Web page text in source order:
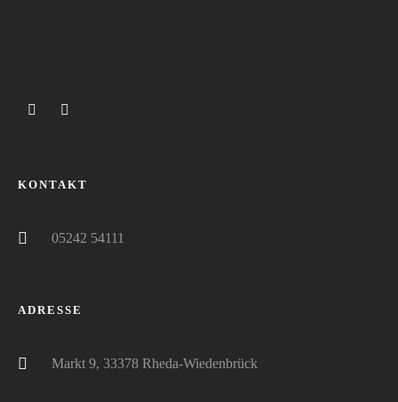
KONTAKT
05242 54111
ADRESSE
Markt 9, 33378 Rheda-Wiedenbrück